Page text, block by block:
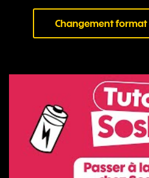
Changement format